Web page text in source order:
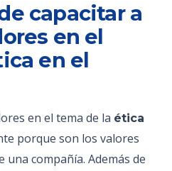
capacitar a
en el
en el
en el tema de la ética
porque son los valores
compañía. Además de